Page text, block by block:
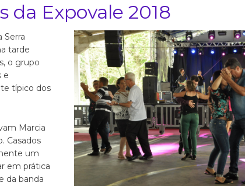
da Expovale 2018
Serra
tarde
o grupo
e
típico dos
Marcia
Casados
um
em prática
da banda